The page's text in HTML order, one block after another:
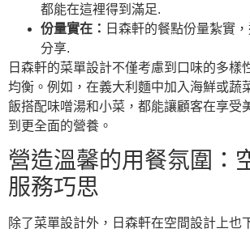
都能在這裡得到滿足.
份量實在： 日森軒的餐點份量紮實
分享.
日森軒的菜單設計不僅考慮到口味的多樣
均衡。例如，在義大利麵中加入海鮮或蔬
飯搭配味噌湯和小菜，都能讓顧客在享受
到更全面的營養。
營造溫馨的用餐氛圍：
服務巧思
除了菜單設計外，日森軒在空間設計上也